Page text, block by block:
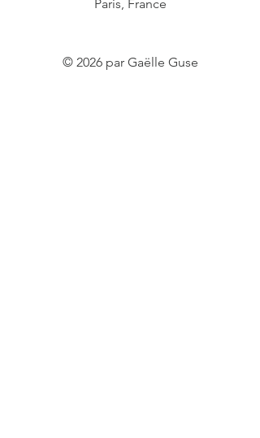
Paris, France
© 2026 par Gaëlle Guse